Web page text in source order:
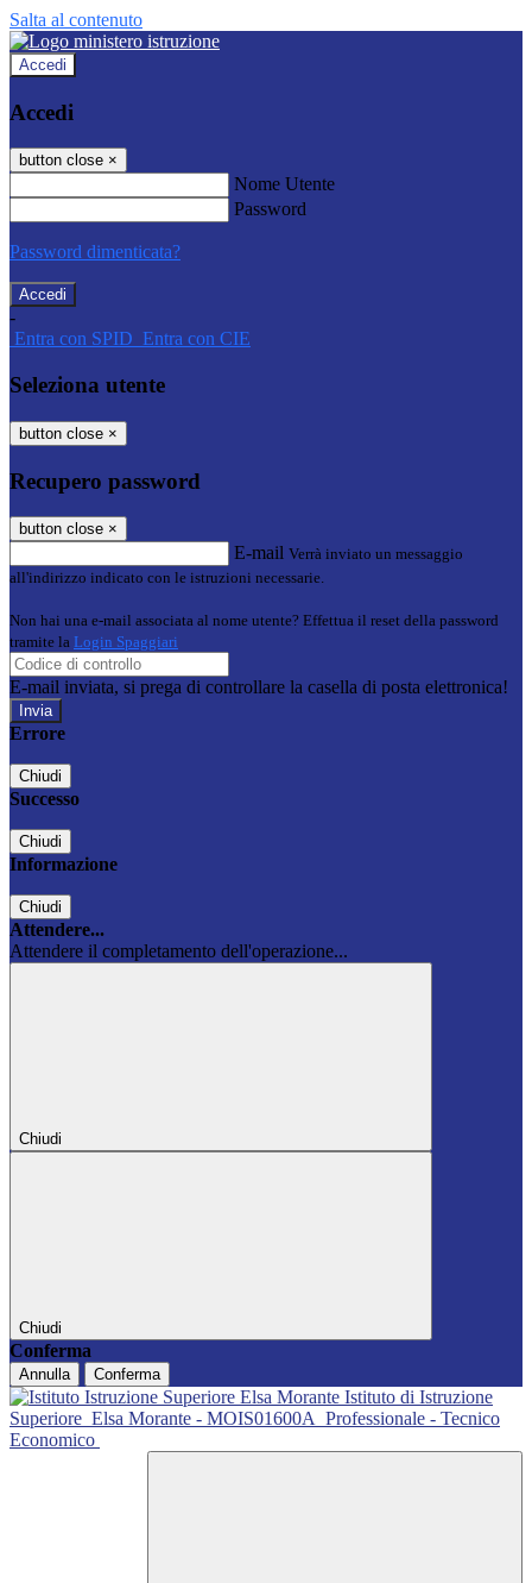
Salta al contenuto
Accedi
Accedi
button close ×
Nome Utente
Password
Password dimenticata?
-
Entra con SPID Entra con CIE
Seleziona utente
button close ×
Recupero password
button close ×
E-mail Verrà inviato un messaggio
all'indirizzo indicato con le istruzioni necessarie.
Non hai una e-mail associata al nome utente? Effettua il reset della password
tramite la Login Spaggiari
E-mail inviata, si prega di controllare la casella di posta elettronica!
Errore
Chiudi
Successo
Chiudi
Informazione
Chiudi
Attendere...
Attendere il completamento dell'operazione...
Chiudi
Chiudi
Conferma
Annulla Conferma
Istituto di Istruzione
Superiore Elsa Morante - MOIS01600A Professionale - Tecnico
Economico